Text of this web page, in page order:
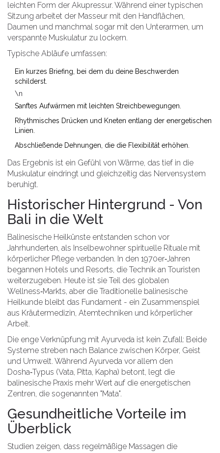
leichten Form der Akupressur. Während einer typischen
Sitzung arbeitet der Masseur mit den Handflächen,
Daumen und manchmal sogar mit den Unterarmen, um
verspannte Muskulatur zu lockern.
Typische Abläufe umfassen:
Ein kurzes Briefing, bei dem du deine Beschwerden
schilderst.
\n
Sanftes Aufwärmen mit leichten Streichbewegungen.
Rhythmisches Drücken und Kneten entlang der energetischen
Linien.
Abschließende Dehnungen, die die Flexibilität erhöhen.
Das Ergebnis ist ein Gefühl von Wärme, das tief in die
Muskulatur eindringt und gleichzeitig das Nervensystem
beruhigt.
Historischer Hintergrund - Von
Bali in die Welt
Balinesische Heilkünste entstanden schon vor
Jahrhunderten, als Inselbewohner spirituelle Rituale mit
körperlicher Pflege verbanden. In den 1970er‑Jahren
begannen Hotels und Resorts, die Technik an Touristen
weiterzugeben. Heute ist sie Teil des globalen
Wellness‑Markts, aber die Traditionelle balinesische
Heilkunde bleibt das Fundament - ein Zusammenspiel
aus Kräutermedizin, Atemtechniken und körperlicher
Arbeit.
Die enge Verknüpfung mit Ayurveda ist kein Zufall: Beide
Systeme streben nach Balance zwischen Körper, Geist
und Umwelt. Während Ayurveda vor allem den
Dosha‑Typus (Vata, Pitta, Kapha) betont, legt die
balinesische Praxis mehr Wert auf die energetischen
Zentren, die sogenannten "Mata".
Gesundheitliche Vorteile im
Überblick
Studien zeigen, dass regelmäßige Massagen die